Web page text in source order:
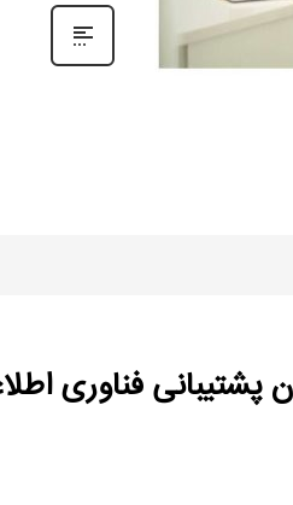
پشتیبانی فناوری